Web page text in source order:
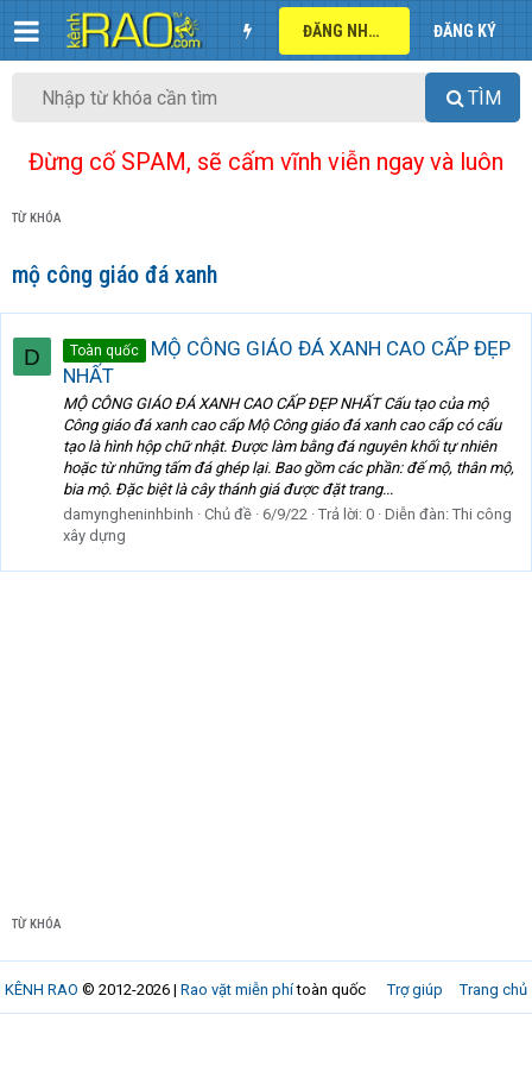
ĐĂNG NHẬP ĐĂNG KÝ
TÌM
Đừng cố SPAM, sẽ cấm vĩnh viễn ngay và luôn
TỪ KHÓA
mộ công giáo đá xanh
D Toàn quốc
MỘ CÔNG GIÁO ĐÁ XANH CAO CẤP ĐẸP
NHẤT
MỘ CÔNG GIÁO ĐÁ XANH CAO CẤP ĐẸP NHẤT Cấu tạo của mộ
Công giáo đá xanh cao cấp Mộ Công giáo đá xanh cao cấp có cấu
tạo là hình hộp chữ nhật. Được làm bằng đá nguyên khối tự nhiên
hoặc từ những tấm đá ghép lại. Bao gồm các phần: đế mộ, thân mộ,
bia mộ. Đặc biệt là cây thánh giá được đặt trang...
damyngheninhbinh
Chủ đề 6/9/22 Trả lời: 0 Diễn đàn: Thi công
xây dựng
TỪ KHÓA
Trợ giúp Trang chủ
KÊNH RAO © 2012-2026 | Rao vặt miễn phítoàn quốc